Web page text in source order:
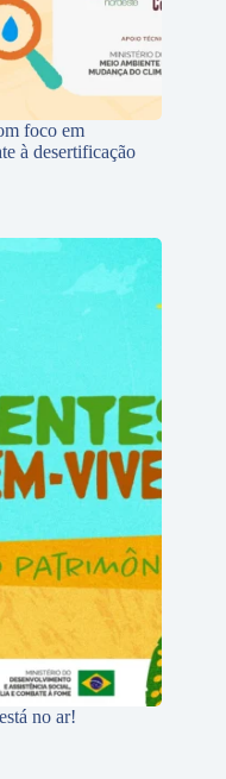
foco em
à desertificação
no ar!